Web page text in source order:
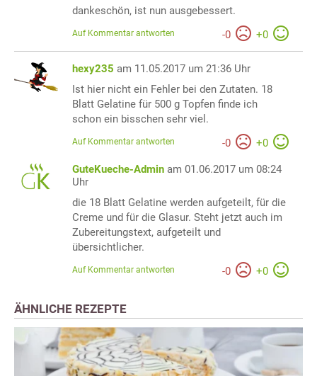
dankeschön, ist nun ausgebessert.
-0 +0
Auf Kommentar antworten
hexy235 am 11.05.2017 um 21:36 Uhr
Ist hier nicht ein Fehler bei den Zutaten. 18
Blatt Gelatine für 500 g Topfen finde ich
schon ein bisschen sehr viel.
-0 +0
Auf Kommentar antworten
GuteKueche-Admin am 01.06.2017 um 08:24
Uhr
die 18 Blatt Gelatine werden aufgeteilt, für die
Creme und für die Glasur. Steht jetzt auch im
Zubereitungstext, aufgeteilt und
übersichtlicher.
-0 +0
Auf Kommentar antworten
ÄHNLICHE REZEPTE